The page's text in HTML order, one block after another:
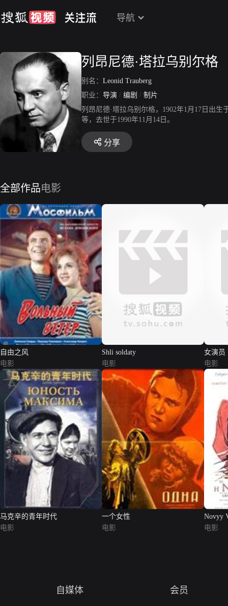
导航
列昂尼德·塔拉乌别尔格
别名： Leonid Trauberg
职业： 导演 / 编剧 / 制片
列昂尼德·塔拉乌别尔格，1902年1月17日出
等，去世于1990年11月14日。
分享
全部作品电影
自由之风
电影
Shli soldaty
电影
女演员
电影
马克辛的青年时代
电影
一个女性
电影
Novyy
电影
自媒体 会员